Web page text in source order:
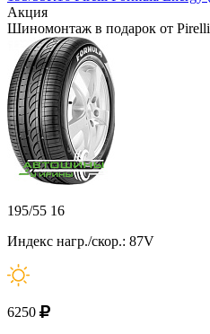
Акция
Шиномонтаж в подарок от Pirelli
195/55 16
Индекс нагр./скор.: 87V
6250